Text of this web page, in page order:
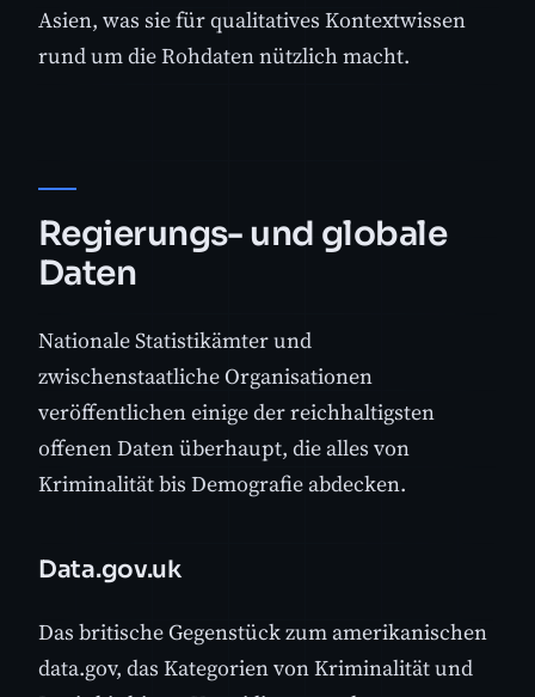
Asien, was sie für qualitatives Kontextwissen
rund um die Rohdaten nützlich macht.
Regierungs- und globale
Daten
Nationale Statistikämter und
zwischenstaatliche Organisationen
veröffentlichen einige der reichhaltigsten
offenen Daten überhaupt, die alles von
Kriminalität bis Demografie abdecken.
Data.gov.uk
Das britische Gegenstück zum amerikanischen
data.gov, das Kategorien von Kriminalität und